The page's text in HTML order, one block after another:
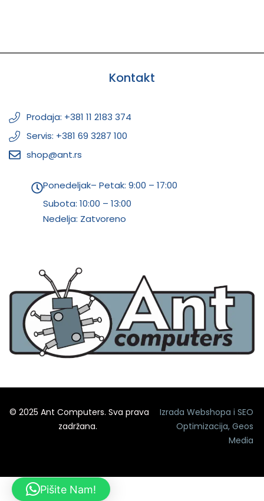
Kontakt
Prodaja: +381 11 2183 374
Servis: +381 69 3287 100
shop@ant.rs
Ponedeljak– Petak: 9:00 – 17:00
Subota: 10:00 – 13:00
Nedelja: Zatvoreno
© 2025 Ant Computers. Sva prava
zadržana.
Izrada Webshopa iSEO
Optimizacija,Geos
Media
Pišite Nam!